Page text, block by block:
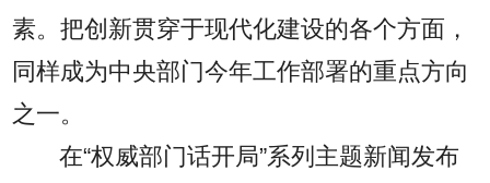
素。把创新贯穿于现代化建设的各个方面，
同样成为中央部门今年工作部署的重点方向
之一。
在“权威部门话开局”系列主题新闻发布